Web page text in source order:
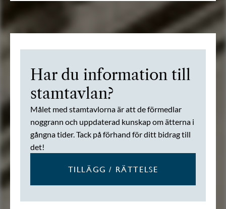
Har du information till
stamtavlan?
Målet med stamtavlorna är att de förmedlar
noggrann och uppdaterad kunskap om ätterna i
gångna tider. Tack på förhand för ditt bidrag till
det!
TILLÄGG / RÄTTELSE